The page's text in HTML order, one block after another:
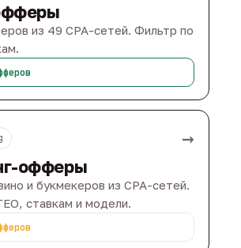
из 49 CPA-сетей. Фильтр по
→
офферы
и букмекеров из CPA-сетей.
ставкам и модели.